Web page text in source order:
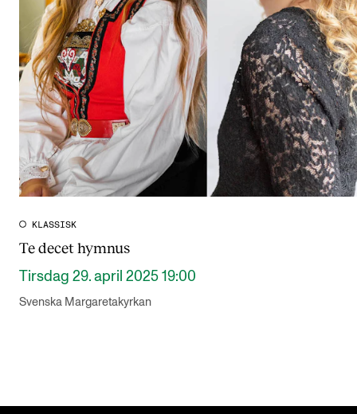
KLASSISK
Te decet hymnus
Tirsdag 29. april 2025 19:00
Svenska Margaretakyrkan